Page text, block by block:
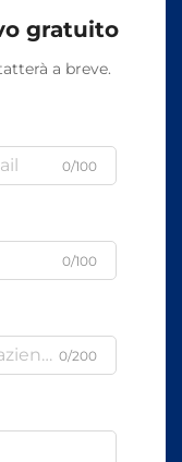
gratuito
a breve.
0/100
0/100
0/200